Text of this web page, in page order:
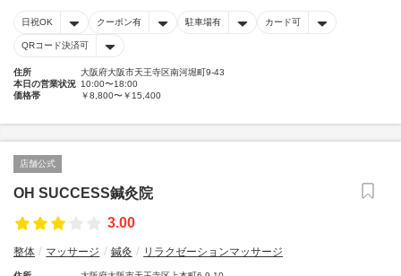
日祝OK クーポン有 駐車場有 カード可
QRコード決済可
住所
大阪府大阪市天王寺区南河堀町9-43
本日の営業状況 10:00〜18:00
価格帯
￥8,800〜￥15,400
店舗公式
OH SUCCESS鍼灸院
3.00
整体 マッサージ 鍼灸 リラクゼーションマッサージ